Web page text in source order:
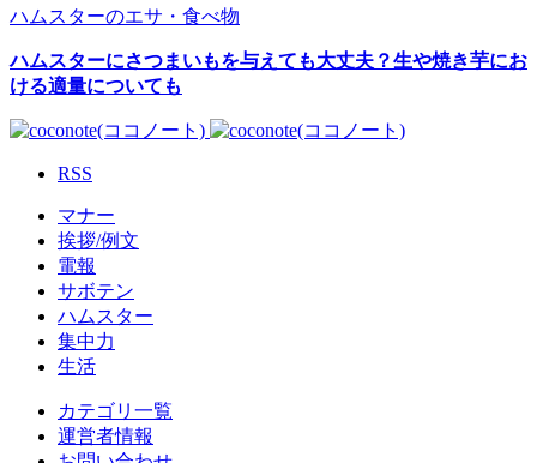
ハムスターのエサ・食べ物
ハムスターにさつまいもを与えても大丈夫？生や焼き芋にお
ける適量についても
RSS
マナー
挨拶/例文
電報
サボテン
ハムスター
集中力
生活
カテゴリ一覧
運営者情報